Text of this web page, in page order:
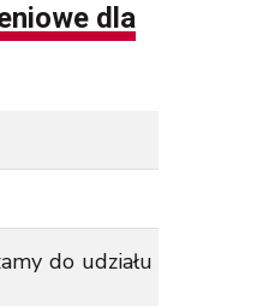
dla
do udziału